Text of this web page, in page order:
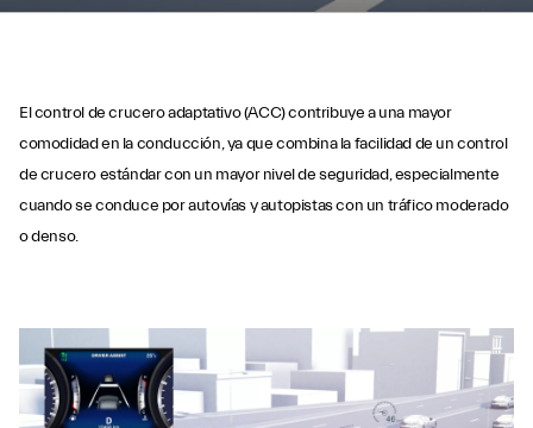
CONTROL DE
ADAPTATIVO CON
STOP & GO
El control de crucero adaptativo (ACC) contribuye a una mayor
comodidad en la conducción, ya que combina la facilidad de un control
de crucero estándar con un mayor nivel de seguridad, especialmente
cuando se conduce por autovías y autopistas con un tráfico moderado
o denso.